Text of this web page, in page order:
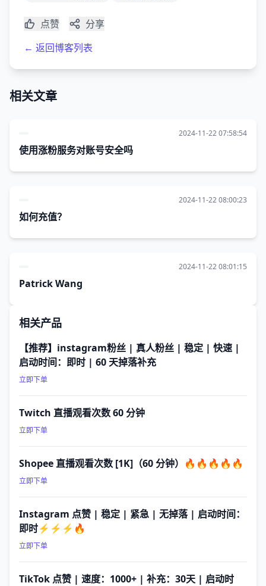
点赞
分享
← 返回博客列表
相关文章
2024-11-22 07:58:54
使用涨粉服务对账号安全吗
2024-11-22 08:00:23
如何充值？
2024-11-22 08:01:15
Patrick Wang
相关产品
【推荐】instagram粉丝 | 真人粉丝 | 稳定 | 快速 |
启动时间：即时 | 60 天掉落补充
立即下单
Twitch 直播观看次数 60 分钟
立即下单
Shopee 直播观看次数 [1K]（60 分钟）🔥🔥🔥🔥🔥
立即下单
Instagram 点赞 | 稳定 | 紧急 | 无掉落 | 启动时间：
即时⚡⚡⚡🔥
立即下单
TikTok 点赞 | 速度：1000+ | 补充：30天 | 启动时